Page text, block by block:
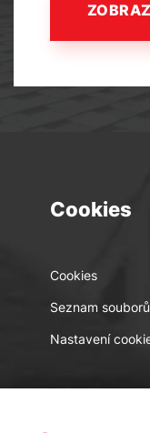
Cookies
Cookies
Seznam
Nastavení